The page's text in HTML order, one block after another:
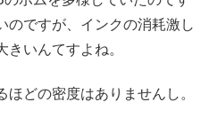
のですが、インクの消耗激し
いんてすよね。
どの密度はありませんし。